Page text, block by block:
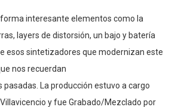
forma interesante elementos como la
layers de distorsión, un bajo y batería
esos sintetizadores que modernizan este
nos recuerdan
pasadas. La producción estuvo a cargo
y fue Grabado/Mezclado por